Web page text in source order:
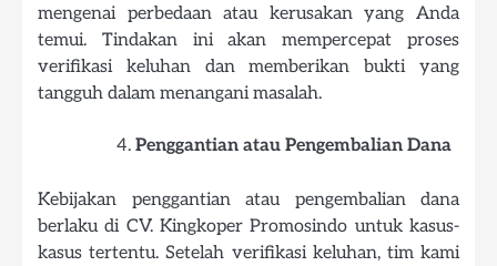
mengenai perbedaan atau kerusakan yang Anda
temui. Tindakan ini akan mempercepat proses
verifikasi keluhan dan memberikan bukti yang
tangguh dalam menangani masalah.
Penggantian atau Pengembalian Dana
Kebijakan penggantian atau pengembalian dana
berlaku di CV. Kingkoper Promosindo untuk kasus-
kasus tertentu. Setelah verifikasi keluhan, tim kami